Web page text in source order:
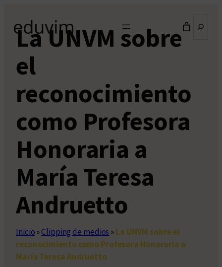
contenido
La UNVM sobre
el
reconocimiento
como Profesora
Honoraria a
María Teresa
Andruetto
Inicio»Clipping de medios »La UNVM sobre el
reconocimiento como Profesora Honoraria a
María Teresa Andruetto